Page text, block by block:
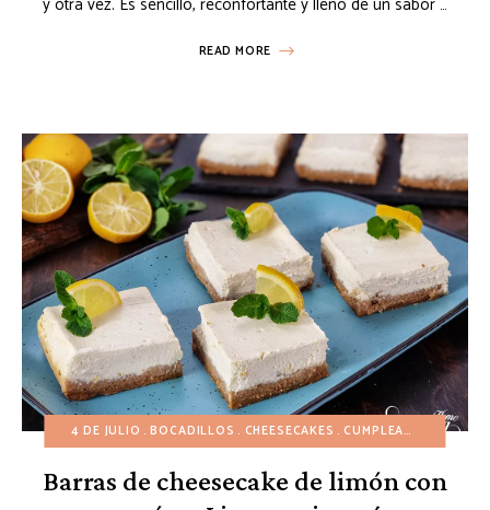
READ MORE
4 DE JULIO BOCADILLOS CHEESECAKES CUMPLEAÑOS DÍA
Barras de cheesecake de limón con